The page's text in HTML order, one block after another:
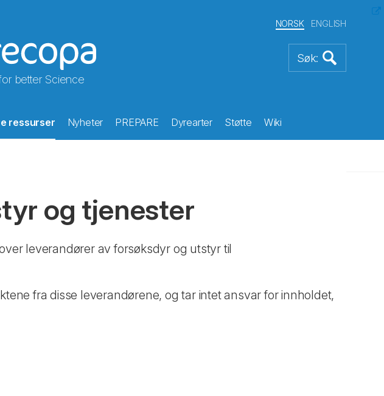
better Science
NORSK ENGLISH
ressurser Nyheter PREPARE Dyrearter Støtte Wiki
og tjenester
leverandører av forsøksdyr og utstyr til
fra disse leverandørene, og tar intet ansvar for innholdet,